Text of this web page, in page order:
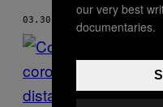
03.30.20 PALLAVI
our very best
documentaries.